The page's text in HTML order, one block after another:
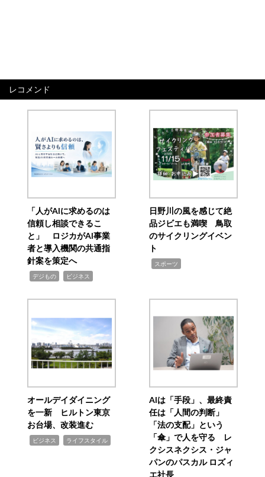
レコメンド
「人がAIに求めるのは
信頼し相談できるこ
と」 ロジカがAI事業
者と導入機関の共通指
針案を策定へ
デジもの ビジネス
日野川の風を感じて絶
品ジビエも満喫 鳥取
のサイクリングイベン
ト
スポーツ
オールデイダイニング
を一新 ヒルトン東京
お台場、改装進む
ビジネス ライフスタイル
AIは「手段」、最終責
任は「人間の判断」
「法の支配」という
「傘」で人を守る レ
クシスネクシス・ジャ
パンのパスカル ロズィ
エ社長